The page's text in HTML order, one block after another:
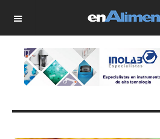
OFF CANVAS